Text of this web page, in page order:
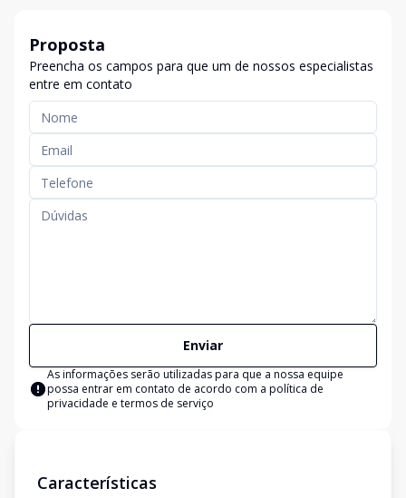
Proposta
Preencha os campos para que um de nossos especialistas
entre em contato
Enviar
As informações serão utilizadas para que a nossa equipe
possa entrar em contato de acordo com a política de
privacidade e termos de serviço
Características